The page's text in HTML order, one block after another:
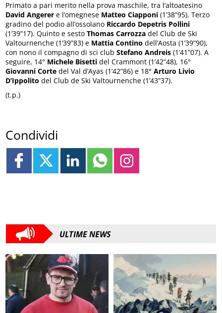
Primato a pari merito nella prova maschile, tra l’altoatesino
David Angerer e l’omegnese Matteo Ciapponi (1’38”95). Terzo
gradino del podio all’ossolano Riccardo Depetris Pollini
(1’39”17). Quinto e sestoThomas Carrozza del Club de Ski
Valtournenche (1’39”83) e Mattia Contino dell’Aosta (1’39”90),
con nono il compagno di sci clubStefano Andreis (1’41”07). A
seguire, 14° Michele Bisetti del Crammont (1’42”48), 16°
Giovanni Corte del Val d’Ayas (1’42”86) e 18°Arturo Livio
D’Ippolito del Club de Ski Valtournenche (1’43”37).
(t.p.)
Condividi
ULTIME NEWS